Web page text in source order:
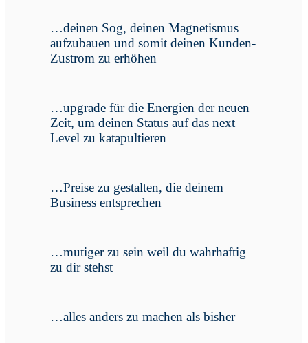
…deinen Sog, deinen Magnetismus
aufzubauen und somit deinen Kunden-
Zustrom zu erhöhen
…upgrade für die Energien der neuen
Zeit, um deinen Status auf das next
Level zu katapultieren
…Preise zu gestalten, die deinem
Business entsprechen
…mutiger zu sein weil du wahrhaftig
zu dir stehst
…alles anders zu machen als bisher